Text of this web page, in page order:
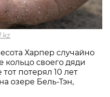
Харпер случайно
кольцо своего дяди
потерял 10 лет
озере Бель-Тэн,